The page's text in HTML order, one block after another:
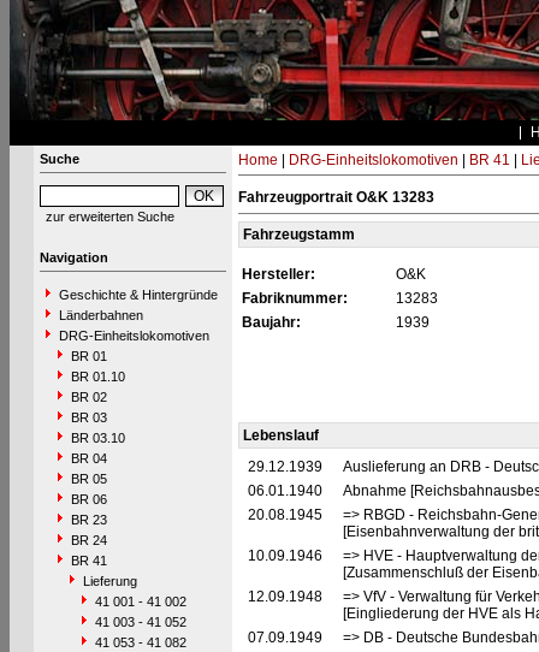
Suche
zur erweiterten Suche
Navigation
Geschichte & Hintergründe
Länderbahnen
DRG-Einheitslokomotiven
BR 01
BR 01.10
BR 02
BR 03
BR 03.10
BR 04
BR 05
BR 06
BR 23
BR 24
BR 41
Lieferung
41 001 - 41 002
41 003 - 41 052
41 053 - 41 082
Home DRG-Einheitslokomotiven BR 41
Fahrzeugportrait O&K 13283
Fahrzeugstamm
Hersteller:
O&K
Fabriknummer:
13283
Baujahr:
1939
Lebenslauf
29.12.1939
Auslieferung an DRB -
06.01.1940
Abnahme
20.08.1945
=> RBGD - Reichsbahn-
[Eisenbahnverwaltung der
10.09.1946
=> HVE - Hauptverwaltung
[Zusammenschluß der
12.09.1948
=> VfV - Verwaltung für
[Eingliederung der HVE als
07.09.1949
=> DB - Deutsche